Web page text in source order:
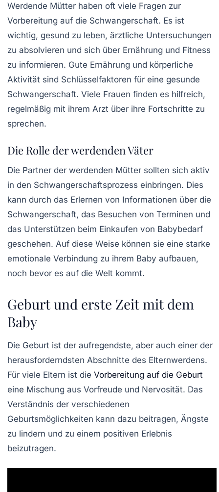
Werdende Mütter haben oft viele Fragen zur
Vorbereitung auf die Schwangerschaft. Es ist
wichtig, gesund zu leben, ärztliche Untersuchungen
zu absolvieren und sich über Ernährung und Fitness
zu informieren. Gute Ernährung und körperliche
Aktivität sind Schlüsselfaktoren für eine gesunde
Schwangerschaft. Viele Frauen finden es hilfreich,
regelmäßig mit ihrem Arzt über ihre Fortschritte zu
sprechen.
Die Rolle der werdenden Väter
Die Partner der werdenden Mütter sollten sich aktiv
in den Schwangerschaftsprozess einbringen. Dies
kann durch das Erlernen von Informationen über die
Schwangerschaft, das Besuchen von Terminen und
das Unterstützen beim Einkaufen von Babybedarf
geschehen. Auf diese Weise können sie eine starke
emotionale Verbindung zu ihrem Baby aufbauen,
noch bevor es auf die Welt kommt.
Geburt und erste Zeit mit dem
Baby
Die Geburt ist der aufregendste, aber auch einer der
herausforderndsten Abschnitte des Elternwerdens.
Für viele Eltern ist die Vorbereitung auf die Geburt
eine Mischung aus Vorfreude und Nervosität. Das
Verständnis der verschiedenen
Geburtsmöglichkeiten kann dazu beitragen, Ängste
zu lindern und zu einem positiven Erlebnis
beizutragen.